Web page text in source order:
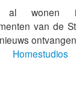
al wonen
van de